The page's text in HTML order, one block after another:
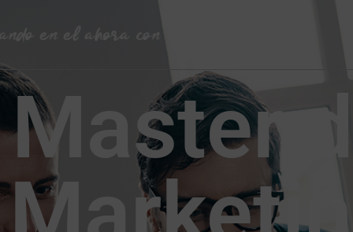
Master